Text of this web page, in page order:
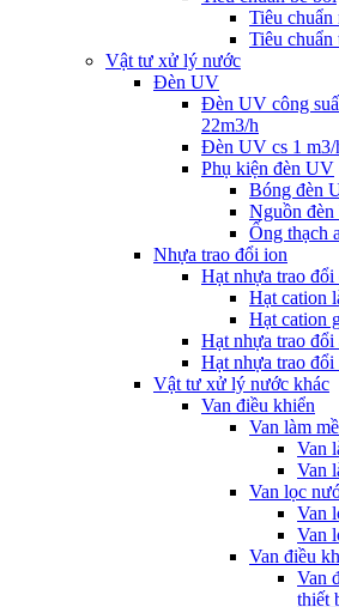
Tiêu chuẩn
Tiêu chuẩn
Vật tư xử lý nước
Đèn UV
Đèn UV công
22m3/h
Đèn UV cs 1 m3/
Phụ kiện đèn UV
Bóng đèn
Nguồn
Ống thạch
Nhựa trao đổi ion
Hạt nhựa trao đổi
Hạt cation
Hạt cation
Hạt nhựa trao đổi
Hạt nhựa trao
Vật tư xử lý nước khác
Van điều khiển
Van làm
Van
Van
Van lọc
Van
Van
Van điều
Van
thiết